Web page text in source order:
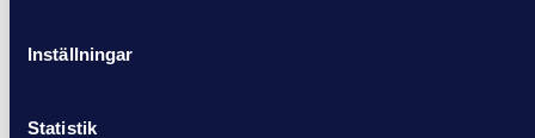
Inställningar
Statistik